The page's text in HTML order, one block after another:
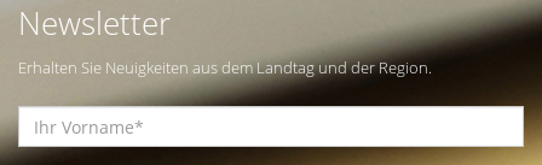
Newsletter
Erhalten Sie Neuigkeiten aus dem Landtag und der Region.